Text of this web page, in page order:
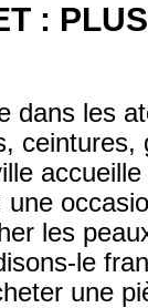
:
dans les
ceintures,
les
le
une